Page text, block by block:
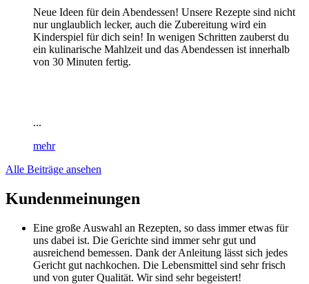
Neue Ideen für dein Abendessen! Unsere Rezepte sind nicht
nur unglaublich lecker, auch die Zubereitung wird ein
Kinderspiel für dich sein! In wenigen Schritten zauberst du
ein kulinarische Mahlzeit und das Abendessen ist innerhalb
von 30 Minuten fertig.
...
mehr
Alle Beiträge ansehen
Kundenmeinungen
Eine große Auswahl an Rezepten, so dass immer etwas für
uns dabei ist. Die Gerichte sind immer sehr gut und
ausreichend bemessen. Dank der Anleitung lässt sich jedes
Gericht gut nachkochen. Die Lebensmittel sind sehr frisch
und von guter Qualität. Wir sind sehr begeistert!